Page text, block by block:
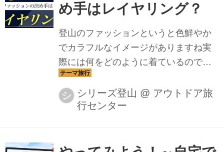
め手はレイヤリング？
登山のファッションというと色鮮やか
でカラフルなイメージがありますね実
際には何をどのように着ているのでし
ょうか？今回は登山のファッションの
基本「レイヤリング」について考えて
いきましょう
シ シリーズ登山 @ アウトドア旅
行センター